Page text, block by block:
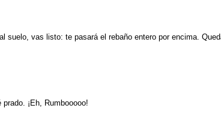
suelo, vas listo: te pasará el rebaño entero por encima.
¡Eh, Rumbooooo!